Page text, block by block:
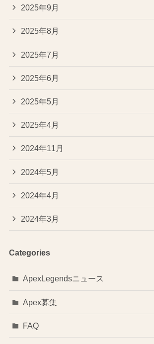
2025年9月
2025年8月
2025年7月
2025年6月
2025年5月
2025年4月
2024年11月
2024年5月
2024年4月
2024年3月
Categories
ApexLegendsニュース
Apex募集
FAQ